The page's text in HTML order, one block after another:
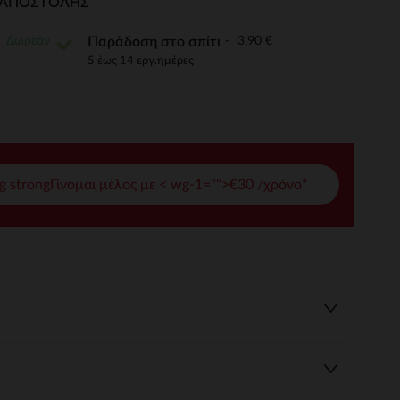
να διαχειριστείτε τις ρυθμίσεις απορρήτου,
ΑΠΟΣΤΟΛΉΣ
Παράδοση στο σπίτι 3,90 €
5 έως 14 εργ.ημέρες
strongΓίνομαι μέλος με < wg-1="">€30 /χρόνο*